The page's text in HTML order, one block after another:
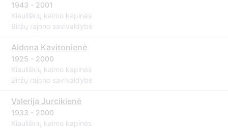
1943 - 2001
Kiauliškių kaimo kapinės
Biržų rajono savivaldybė
Aldona Kavitonienė
1925 - 2000
Kiauliškių kaimo kapinės
Biržų rajono savivaldybė
Valerija Jurcikienė
1933 - 2000
Kiauliškių kaimo kapinės